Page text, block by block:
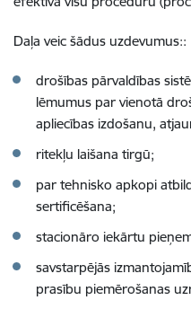
Daļa veic šādus uzdevumus::
drošības pārvaldības
lēmumus par vienotā
apliecības izdošanu,
ritekļu laišana tirgū;
par tehnisko apkopi
sertificēšana;
stacionāro iekārtu
savstarpējās
prasību piemērošanas